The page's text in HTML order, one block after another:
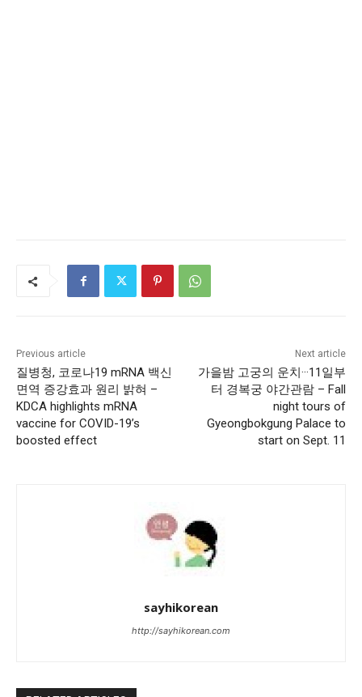
Previous article
질병청, 코로나19 mRNA 백신
면역 증강효과 원리 밝혀 –
KDCA highlights mRNA
vaccine for COVID-19’s
boosted effect
Next article
가을밤 고궁의 운치···11일부
터 경복궁 야간관람 – Fall
night tours of
Gyeongbokgung Palace to
start on Sept. 11
sayhikorean
http://sayhikorean.com